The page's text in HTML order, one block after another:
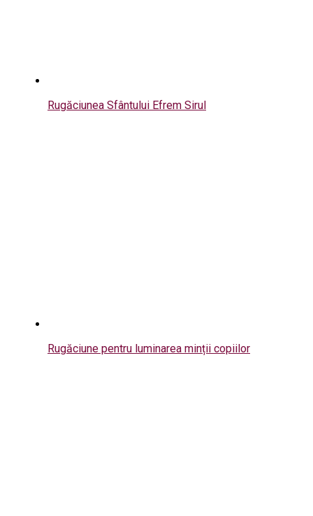
Rugăciunea Sfântului Efrem Sirul
Rugăciune pentru luminarea minții copiilor